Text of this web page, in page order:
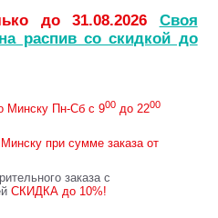
до 31.08.2026 Своя
распив со скидкой до
Минску Пн-Сб с 900 до 2200
при сумме заказа от
заказа с
СКИДКА до 10%!